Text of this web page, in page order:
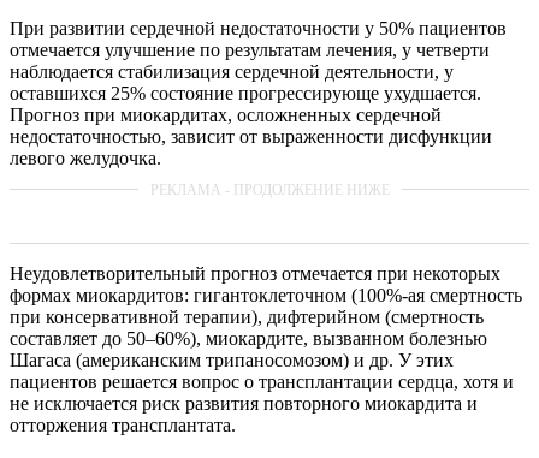
При развитии сердечной недостаточности у 50% пациентов
отмечается улучшение по результатам лечения, у четверти
наблюдается стабилизация сердечной деятельности, у
оставшихся 25% состояние прогрессирующе ухудшается.
Прогноз при миокардитах, осложненных сердечной
недостаточностью, зависит от выраженности дисфункции
левого желудочка.
Неудовлетворительный прогноз отмечается при некоторых
формах миокардитов: гигантоклеточном (100%-ая смертность
при консервативной терапии), дифтерийном (смертность
составляет до 50–60%), миокардите, вызванном болезнью
Шагаса (американским трипаносомозом) и др. У этих
пациентов решается вопрос о трансплантации сердца, хотя и
не исключается риск развития повторного миокардита и
отторжения трансплантата.